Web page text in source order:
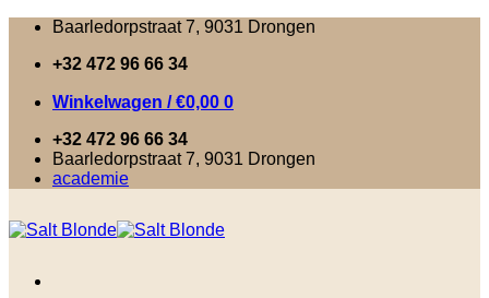
Skip
content
Baarledorpstraat 7, 9031 Drongen
+32 472 96 66 34
Winkelwagen /€0,00 0
+32 472 96 66 34
Baarledorpstraat 7, 9031 Drongen
academie